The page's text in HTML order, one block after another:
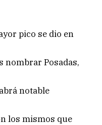
pico se dio en
nombrar Posadas,
notable
los mismos que